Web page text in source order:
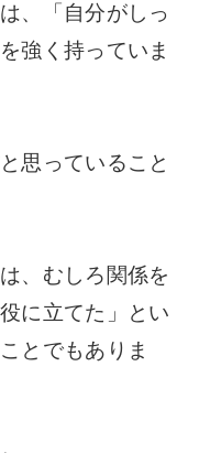
、「自分がしっ
強く持っていま
思っていること
、むしろ関係を
に立てた」とい
とでもありま